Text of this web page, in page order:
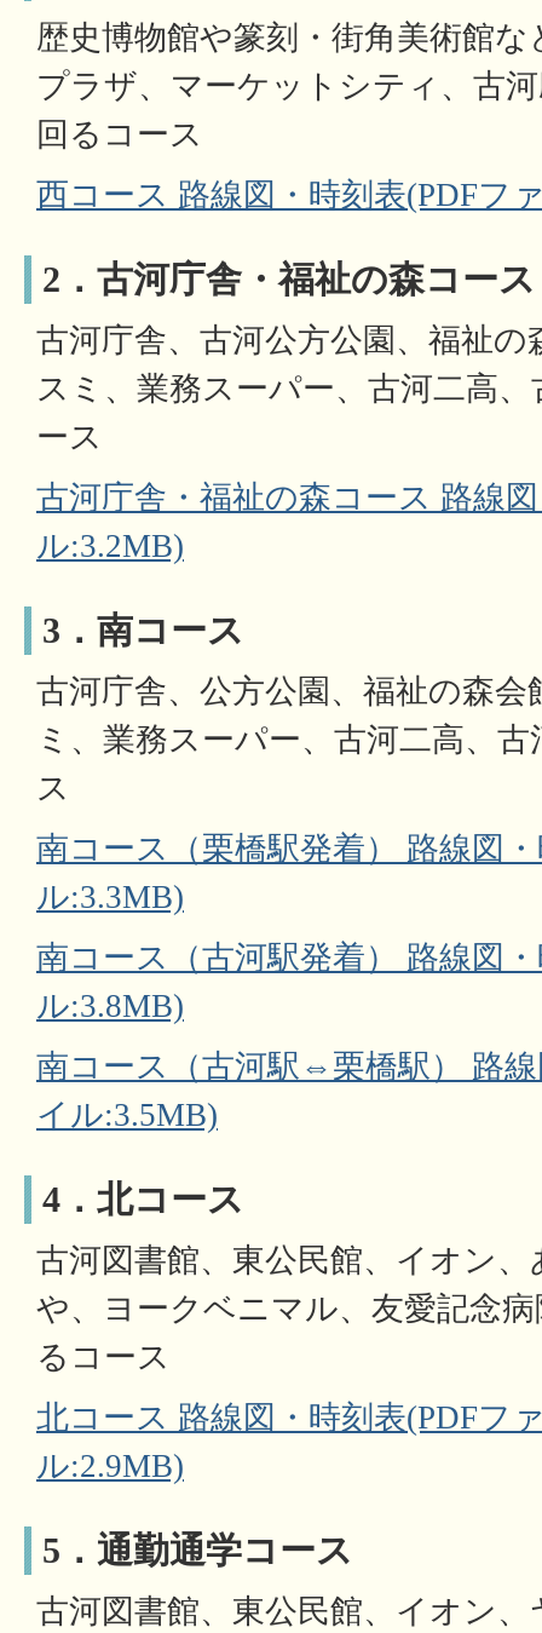
歴史博物館や篆刻・街角美術館
プラザ、マーケットシティ、古
回るコース
西コース 路線図・時刻表(PDFフ
2．古河庁舎・福祉の森コース
古河庁舎、古河公方公園、福祉の
スミ、業務スーパー、古河二高
ース
古河庁舎・福祉の森コース 路線
ル:3.2MB)
3．南コース
古河庁舎、公方公園、福祉の森会
ミ、業務スーパー、古河二高、
ス
南コース（栗橋駅発着） 路線図
ル:3.3MB)
南コース（古河駅発着） 路線図
ル:3.8MB)
南コース（古河駅⇔栗橋駅） 路
イル:3.5MB)
4．北コース
古河図書館、東公民館、イオン
や、ヨークベニマル、友愛記念
るコース
北コース 路線図・時刻表(PDFフ
ル:2.9MB)
5．通勤通学コース
古河図書館、東公民館、イオン